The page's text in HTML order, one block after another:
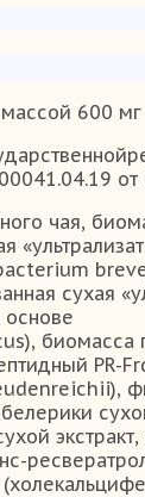
600 мг
от
чая,
сухая
основе
биомасса
PR-
экстракт,